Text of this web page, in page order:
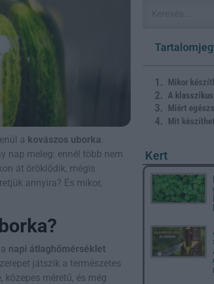
a kovászos uborka
nap meleg: ennél több nem
át öröklődik, mégis
annyira? És mikor,
napi átlaghőmérséklet
játszik a természetes
méretű, és még
Mikor
A
Miért
Mit
Kert